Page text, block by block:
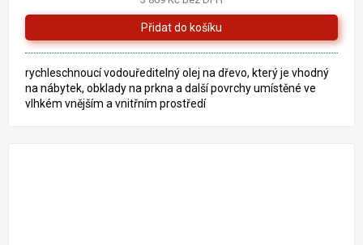
rychleschnoucí vodouředitelný olej na dřevo, který je vhodný
na nábytek, obklady na prkna a další povrchy umístěné ve
vlhkém vnějším a vnitřním prostředí